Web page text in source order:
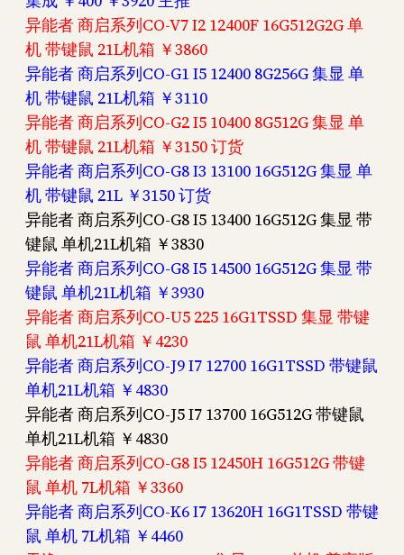
异能者 商启系列CO-V7 I2 12400F 16G512G2G 单
机 带键鼠 21L机箱 ￥3860
异能者 商启系列CO-G1 I5 12400 8G256G 集显 单
机 带键鼠 21L机箱 ￥3110
异能者 商启系列CO-G2 I5 10400 8G512G 集显 单
机 带键鼠 21L机箱 ￥3150 订货
异能者 商启系列CO-G8 I3 13100 16G512G 集显 单
机 带键鼠 21L ￥3150 订货
异能者 商启系列CO-G8 I5 13400 16G512G 集显 带
键鼠 单机21L机箱 ￥3830
异能者 商启系列CO-G8 I5 14500 16G512G 集显 带
键鼠 单机21L机箱 ￥3930
异能者 商启系列CO-U5 225 16G1TSSD 集显 带键
鼠 单机21L机箱 ￥4230
异能者 商启系列CO-J9 I7 12700 16G1TSSD 带键鼠
单机21L机箱 ￥4830
异能者 商启系列CO-J5 I7 13700 16G512G 带键鼠
单机21L机箱 ￥4830
异能者 商启系列CO-G8 I5 12450H 16G512G 带键
鼠 单机 7L机箱 ￥3360
异能者 商启系列CO-K6 I7 13620H 16G1TSSD 带键
鼠 单机 7L机箱 ￥4460